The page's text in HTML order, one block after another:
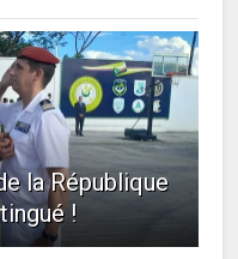
la République
!